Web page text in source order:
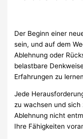
Der Beginn einer
sein, und auf dem
Ablehnung oder
belastbare
Erfahrungen zu
Jede
zu wachsen und sich
Ablehnung nicht
Ihre Fähigkeiten